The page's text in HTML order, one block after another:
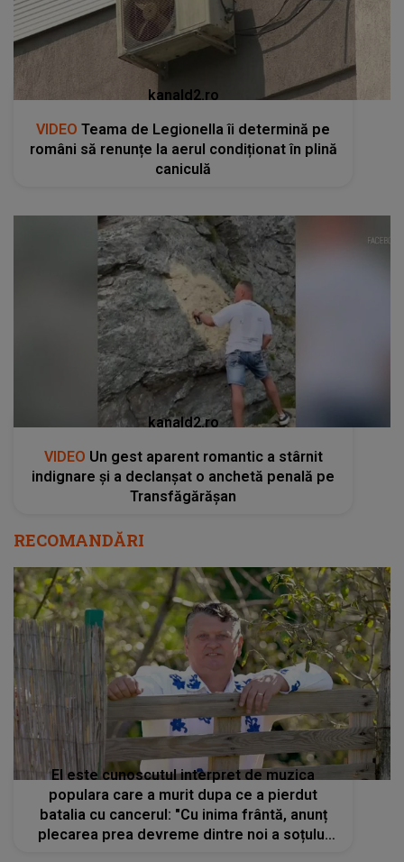
kanald2.ro
VIDEO Teama de Legionella îi determină pe
români să renunțe la aerul condiționat în plină
caniculă
kanald2.ro
VIDEO Un gest aparent romantic a stârnit
indignare și a declanșat o anchetă penală pe
Transfăgărășan
RECOMANDĂRI
El este cunoscutul interpret de muzica
populara care a murit dupa ce a pierdut
batalia cu cancerul: "Cu inima frântă, anunț
plecarea prea devreme dintre noi a soțului